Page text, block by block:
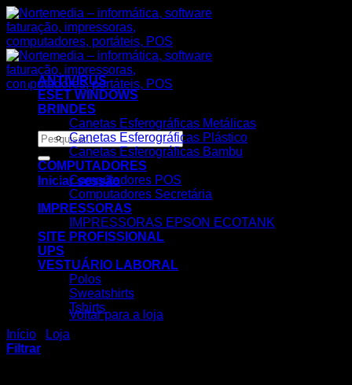
Skip
to
content
Pesquisar
por:
Iniciar sessão
Nenhum produto no carrinho.
Voltar para a loja
Carrinho
ANTIVIRUS
ESET WINDOWS
BRINDES
Canetas Esferográficas Metálicas
Canetas Esferográficas Plástico
Canetas Esferográficas Bambu
COMPUTADORES
Computadores POS
Computadores Secretária
IMPRESSORAS
IMPRESSORAS EPSON ECOTANK
SITE PROFISSIONAL
UPS
VESTUÁRIO LABORAL
Polos
Sweatshirts
Tshirts
Início
Loja
Filtrar